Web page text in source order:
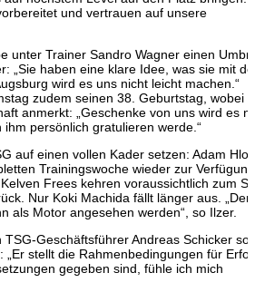
und vertrauen auf unsere
unter Trainer Sandro Wagner einen
„Sie haben eine klare Idee, was sie mit
wird es uns nicht leicht machen.“
zudem seinen 38. Geburtstag, wobei
anmerkt: „Geschenke von uns wird es
persönlich gratulieren werde.“
auf einen vollen Kader setzen: Adam
Trainingswoche wieder zur
Frees kehren voraussichtlich zum
Nur Koki Machida fällt länger aus. „Der
als Motor angesehen werden“, so Ilzer.
TSG-Geschäftsführer Andreas Schicker
„Er stellt die Rahmenbedingungen für
gegeben sind, fühle ich mich